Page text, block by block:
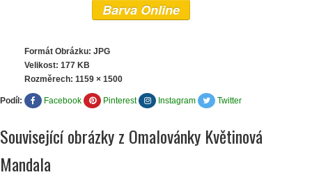
Barva Online
Formát Obrázku: JPG
Velikost: 177 KB
Rozměrech: 1159 × 1500
Podíl: Facebook Pinterest Instagram Twitter
Související obrázky z Omalovánky Květinová
Mandala